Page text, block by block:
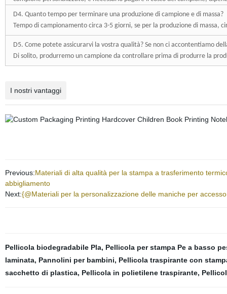
D4. Quanto tempo per terminare una produzione di campione e di massa?
Tempo di campionamento circa 3-5 giorni, se per la produzione di massa,
D5. Come potete assicurarvi la vostra qualità? Se non ci accontentiamo
Di solito, produrremo un campione da controllare prima di produrre la
I nostri vantaggi
Previous:Materiali di alta qualità per la stampa a trasferimento
abbigliamento
Next:{@Materiali per la personalizzazione delle maniche per
Pellicola biodegradabile Pla, Pellicola per stampa Pe a basso
laminata, Pannolini per bambini, Pellicola traspirante con
sacchetto di plastica, Pellicola in polietilene traspirante,